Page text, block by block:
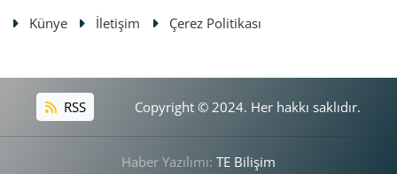
Künye İletişim Çerez Politikası
RSS Copyright © 2024. Her hakkı saklıdır.
Haber Yazılımı: TE Bilişim